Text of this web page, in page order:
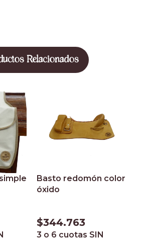
Relacionados
Basto redomón color
óxido
$344.763
3 o 6 cuotas SIN